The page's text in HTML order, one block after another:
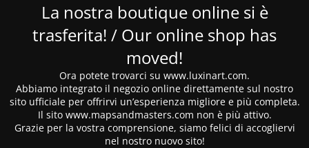
La nostra boutique online si è
trasferita! / Our online shop has
moved!
Ora potete trovarci su www.luxinart.com.
Abbiamo integrato il negozio online direttamente sul nostro
sito ufficiale per offrirvi un’esperienza migliore e più completa.
Il sito www.mapsandmasters.com non è più attivo.
Grazie per la vostra comprensione, siamo felici di accogliervi
nel nostro nuovo sito!